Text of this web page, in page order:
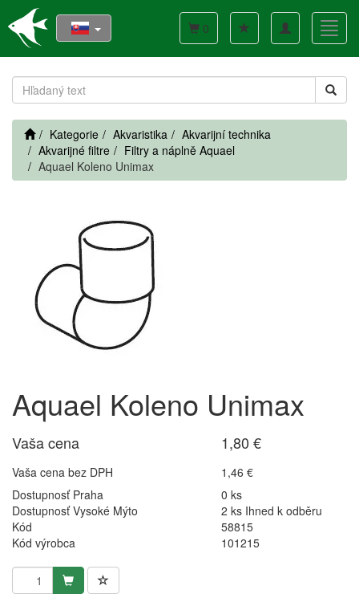
Toggle
navigation
0
Kategorie Akvaristika
Akvarijní technika
Akvarijné filtre
Filtry a náplně Aquael
Aquael Koleno Unimax
Aquael Koleno Unimax
Vaša cena 1,80 €
Vaša cena bez DPH
1,46 €
Dostupnosť Praha
0 ks
Dostupnosť Vysoké Mýto
2 ks Ihned k odběru
Kód
58815
Kód výrobca
101215